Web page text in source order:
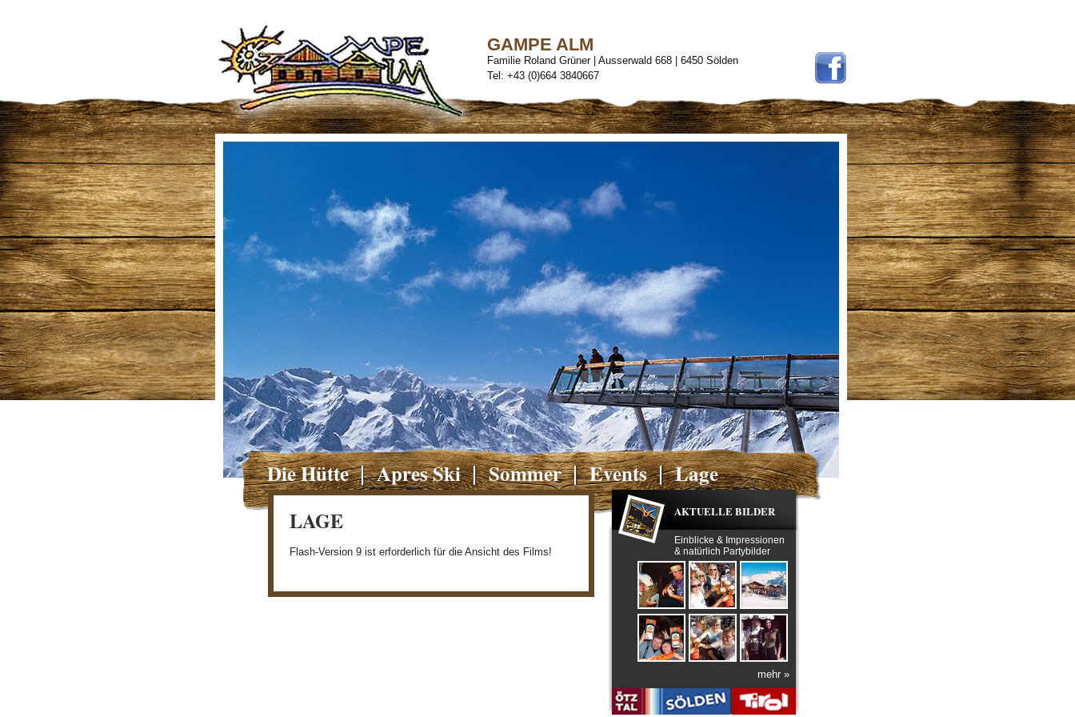
GAMPE ALM
Familie Roland Grüner | Ausserwald 668 | 6450 Sölden
Tel: +43 (0)664 3840667
Die Hütte Apres Ski Sommer Events Lage
LAGE
Flash-Version 9 ist erforderlich für die Ansicht des Films!
AKTUELLE BILDER
Einblicke & Impressionen
& natürlich Partybilder
mehr »